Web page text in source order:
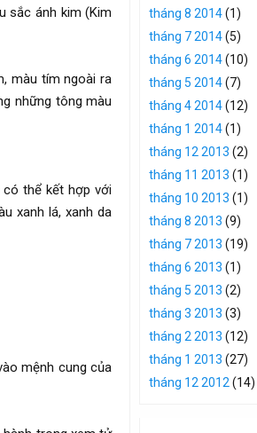
sắc ánh kim (Kim
màu tím ngoài ra
những tông màu
có thể kết hợp với
xanh lá, xanh da
mệnh cung của
tháng 8 2014(1)
tháng 7 2014(5)
tháng 6 2014(10)
tháng 5 2014(7)
tháng 4 2014(12)
tháng 1 2014(1)
tháng 12 2013 (2)
tháng 11 2013 (1)
tháng 10 2013 (1)
tháng 8 2013 (9)
tháng 7 2013 (19)
tháng 6 2013 (1)
tháng 5 2013 (2)
tháng 3 2013 (3)
tháng 2 2013 (12)
tháng 1 2013 (27)
tháng 12 2012(14)